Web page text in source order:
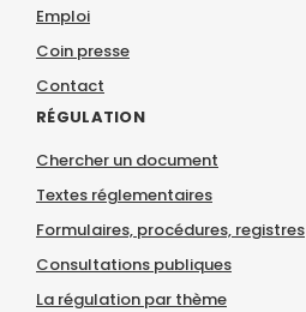
Emploi
Coin presse
Contact
RÉGULATION
Chercher un document
Textes réglementaires
Formulaires, procédures, registres
Consultations publiques
La régulation par thème